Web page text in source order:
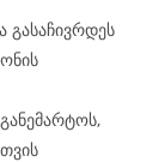
გასაჩივრდეს